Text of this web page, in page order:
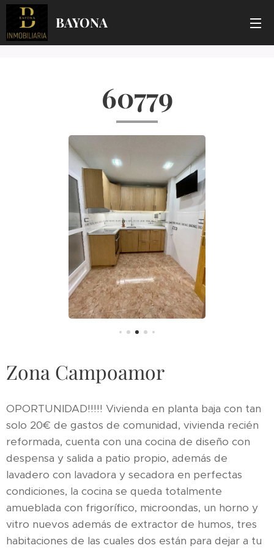
BAYONA
60779
Zona Campoamor
OPORTUNIDAD!!!!! Vivienda en planta baja con tan
solo 20€ de gastos de comunidad, vivienda recién
reformada, cuenta con una cocina de diseño con
despensa y salida a patio propio, además de
lavadero con lavadora y secadora en perfectas
condiciones, la cocina se queda totalmente
amueblada con frigorífico, microondas, un horno y
vitro nuevos además de extractor de humos, tres
habitaciones de las cuales dos están para dejar a tu